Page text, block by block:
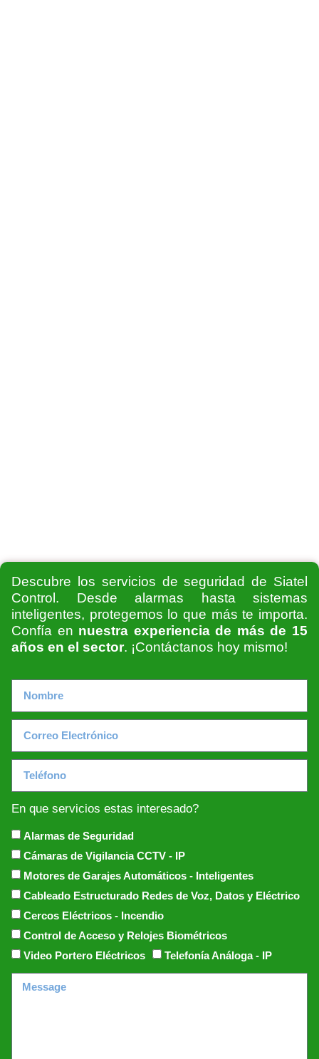
Descubre los servicios de seguridad de Siatel
Control. Desde alarmas hasta sistemas
inteligentes, protegemos lo que más te importa.
Confía en nuestra experiencia de más de 15
años en el sector. ¡Contáctanos hoy mismo!
En que servicios estas interesado?
Alarmas de Seguridad
Cámaras de Vigilancia CCTV - IP
Motores de Garajes Automáticos - Inteligentes
Cableado Estructurado Redes de Voz, Datos y Eléctrico
Cercos Eléctricos - Incendio
Control de Acceso y Relojes Biométricos
Video Portero Eléctricos
Telefonía Análoga - IP